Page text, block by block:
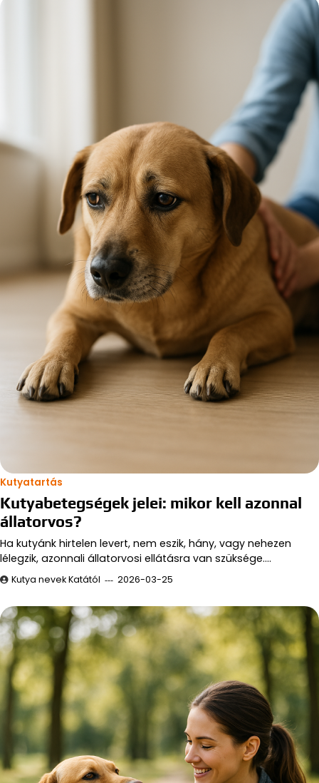
Kutyatartás
Kutyabetegségek jelei: mikor kell azonnal
állatorvos?
Ha kutyánk hirtelen levert, nem eszik, hány, vagy nehezen
lélegzik, azonnali állatorvosi ellátásra van szüksége.…
Kutya nevek Katától 2026-03-25